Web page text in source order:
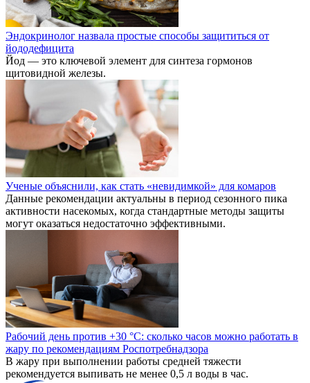
Эндокринолог назвала простые способы защититься от
йододефицита
Йод — это ключевой элемент для синтеза гормонов
щитовидной железы.
Ученые объяснили, как стать «невидимкой» для комаров
Данные рекомендации актуальны в период сезонного пика
активности насекомых, когда стандартные методы защиты
могут оказаться недостаточно эффективными.
Рабочий день против +30 °C: сколько часов можно работать в
жару по рекомендациям Роспотребнадзора
В жару при выполнении работы средней тяжести
рекомендуется выпивать не менее 0,5 л воды в час.